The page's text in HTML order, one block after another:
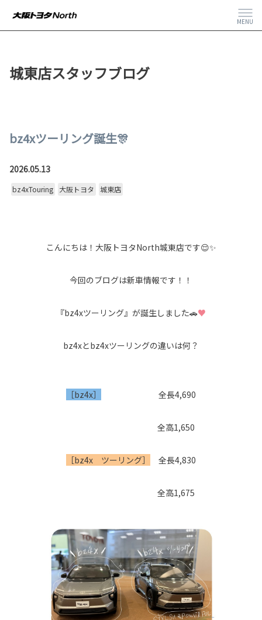
MENU
城東店スタッフブログ
bz4xツーリング誕生🎊
2026.05.13
bz4xTouring 大阪トヨタ 城東店
こんにちは！大阪トヨタNorth城東店です😌✨
今回のブログは新車情報です！！
『bz4xツーリング』が誕生しました🚗♥
bz4xとbz4xツーリングの違いは何？
［bz4x］ 全長4,690
全高1,650
［bz4x ツーリング］ 全長4,830
全高1,675